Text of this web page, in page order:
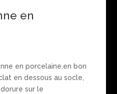
en
en porcelaine,en bon
en dessous au socle,
sur le